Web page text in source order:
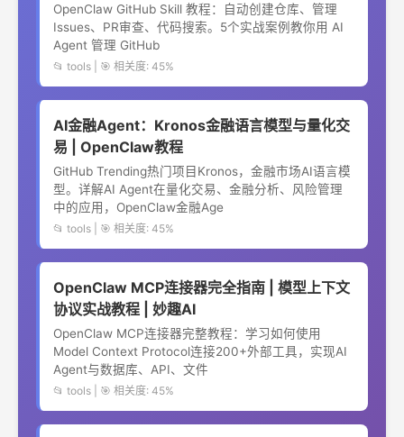
OpenClaw GitHub Skill 教程：自动创建仓库、管理
Issues、PR审查、代码搜索。5个实战案例教你用 AI
Agent 管理 GitHub
📂 tools | 🎯 相关度: 45%
AI金融Agent：Kronos金融语言模型与量化交
易 | OpenClaw教程
GitHub Trending热门项目Kronos，金融市场AI语言模
型。详解AI Agent在量化交易、金融分析、风险管理
中的应用，OpenClaw金融Age
📂 tools | 🎯 相关度: 45%
OpenClaw MCP连接器完全指南 | 模型上下文
协议实战教程 | 妙趣AI
OpenClaw MCP连接器完整教程：学习如何使用
Model Context Protocol连接200+外部工具，实现AI
Agent与数据库、API、文件
📂 tools | 🎯 相关度: 45%